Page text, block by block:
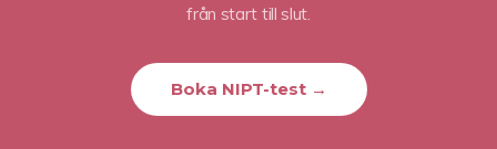
från start till slut.
Boka NIPT-test →